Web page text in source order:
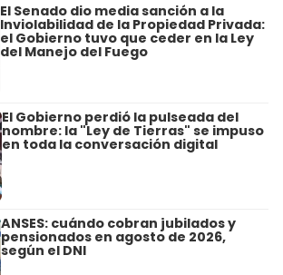
El Senado dio media sanción a la
Inviolabilidad de la Propiedad Privada:
el Gobierno tuvo que ceder en la Ley
del Manejo del Fuego
El Gobierno perdió la pulseada del
nombre: la "Ley de Tierras" se impuso
en toda la conversación digital
ANSES: cuándo cobran jubilados y
pensionados en agosto de 2026,
según el DNI